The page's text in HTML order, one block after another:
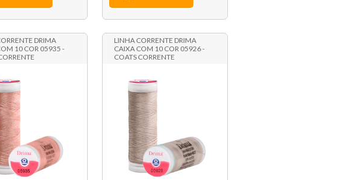
DRIMA
10 COR 05935 -
LINHA CORRENTE DRIMA
CAIXA COM 10 COR 05926 -
COATS CORRENTE